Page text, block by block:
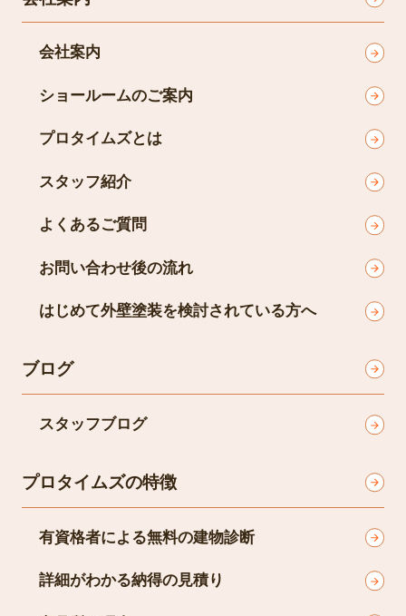
会社案内
ショールームのご案内
プロタイムズとは
スタッフ紹介
よくあるご質問
お問い合わせ後の流れ
はじめて外壁塗装を検討されている方へ
ブログ
スタッフブログ
プロタイムズの特徴
有資格者による無料の建物診断
詳細がわかる納得の見積り